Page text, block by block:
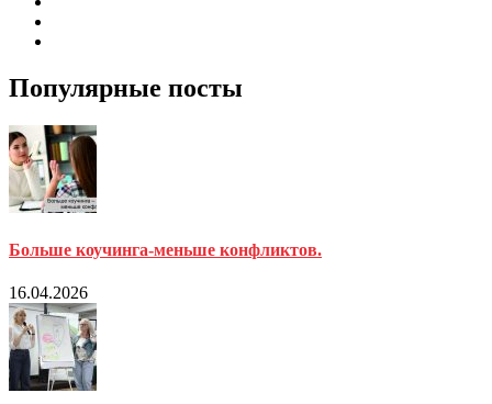
Популярные посты
Больше коучинга-меньше конфликтов.
16.04.2026